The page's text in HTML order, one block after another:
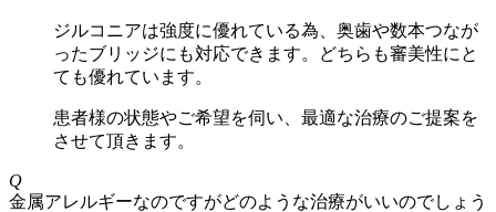
ジルコニアは強度に優れている為、奥歯や数本つなが
ったブリッジにも対応できます。どちらも審美性にと
ても優れています。
患者様の状態やご希望を伺い、最適な治療のご提案を
させて頂きます。
Q
金属アレルギーなのですがどのような治療がいいのでしょう